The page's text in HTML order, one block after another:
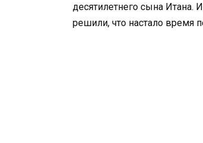
десятилетнего сына
решили, что настало время